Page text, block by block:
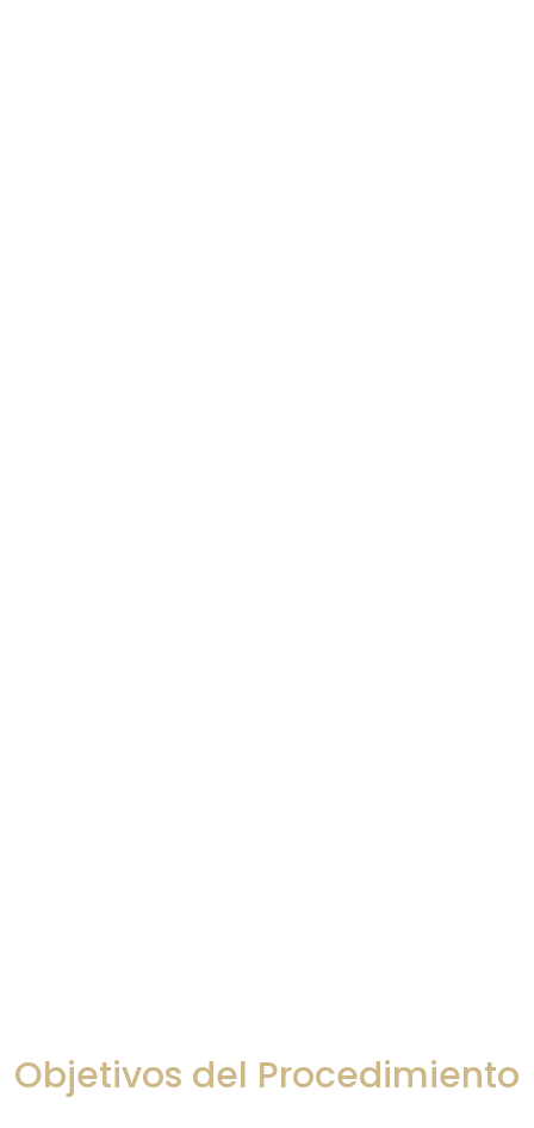
Objetivos del Procedimiento